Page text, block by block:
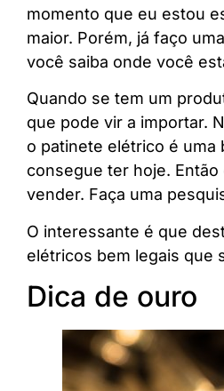
momento que eu estou
maior. Porém, já faço
você saiba onde você
Quando se tem um
que pode vir a importar.
o patinete elétrico é uma
consegue ter hoje.
vender. Faça uma
O interessante é que
elétricos bem legais que
Dica de ouro